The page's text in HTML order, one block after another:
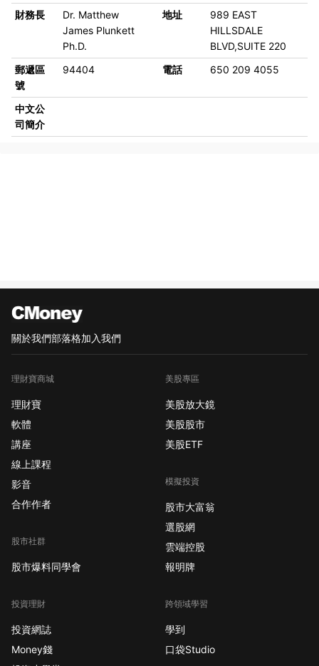
財務長
Dr. Matthew
James Plunkett
Ph.D.
地址
989 EAST
HILLSDALE
BLVD,SUITE 220
郵遞區
號
94404 電話 650 209 4055
中文公
司簡介
關於我們部落格加入我們
理財寶商城
理財寶
軟體
講座
線上課程
影音
合作作者
股市社群
股市爆料同學會
投資理財
投資網誌
Money錢
美股專區
美股放大鏡
美股股市
美股ETF
模擬投資
股市大富翁
選股網
雲端控股
報明牌
跨領域學習
學到
口袋Studio